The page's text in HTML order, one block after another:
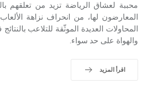
محببة لعشاق الرياضة تزيد من تعلقهم
المعارضون لها، من انحراف نزاهة
المحاولات العديدة الموثّقة للتلاعب
والهواة على حد سواء.
اقرأ المزيد